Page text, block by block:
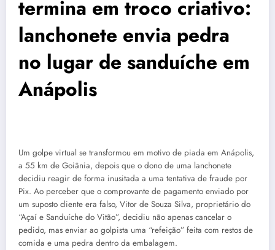
termina em troco criativo:
lanchonete envia pedra
no lugar de sanduíche em
Anápolis
Um golpe virtual se transformou em motivo de piada em Anápolis,
a 55 km de Goiânia, depois que o dono de uma lanchonete
decidiu reagir de forma inusitada a uma tentativa de fraude por
Pix. Ao perceber que o comprovante de pagamento enviado por
um suposto cliente era falso, Vitor de Souza Silva, proprietário do
“Açaí e Sanduíche do Vitão”, decidiu não apenas cancelar o
pedido, mas enviar ao golpista uma “refeição” feita com restos de
comida e uma pedra dentro da embalagem.